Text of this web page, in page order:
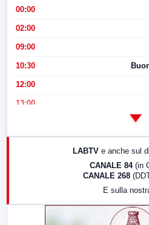
00:00
02:00
09:00
10:30
12:00
13:00
LABTV e anche sul
CANALE 84 (in
CANALE 268
E sulla